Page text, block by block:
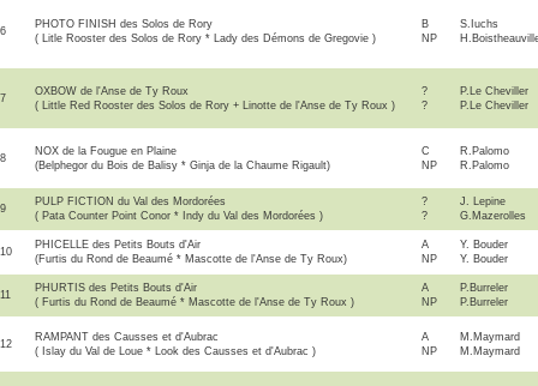
6
PHOTO FINISH des Solos de Rory
( Litle Rooster des Solos de Rory * Lady des Démons de Gregovie )
B
NP
S.Iuchs
7
OXBOW de l'Anse de Ty Roux
( Little Red Rooster des Solos de Rory + Linotte de l'Anse de Ty Roux )
?
?
P.Le Cheviller
P.Le Cheviller
8
NOX de la Fougue en Plaine
(Belphegor du Bois de Balisy * Ginja de la Chaume Rigault)
C
NP
R.Palomo
R.Palomo
9
PULP FICTION du Val des Mordorées
( Pata Counter Point Conor * Indy du Val des Mordorées )
?
?
J. Lepine
G.Mazerolles
10
PHICELLE des Petits Bouts d'Air
(Furtis du Rond de Beaumé * Mascotte de l'Anse de Ty Roux)
A
NP
Y. Bouder
Y. Bouder
11
PHURTIS des Petits Bouts d'Air
( Furtis du Rond de Beaumé * Mascotte de l'Anse de Ty Roux )
A
NP
P.Burreler
P.Burreler
12
RAMPANT des Causses et d'Aubrac
( Islay du Val de Loue * Look des Causses et d'Aubrac )
A
NP
M.Maymard
M.Maymard